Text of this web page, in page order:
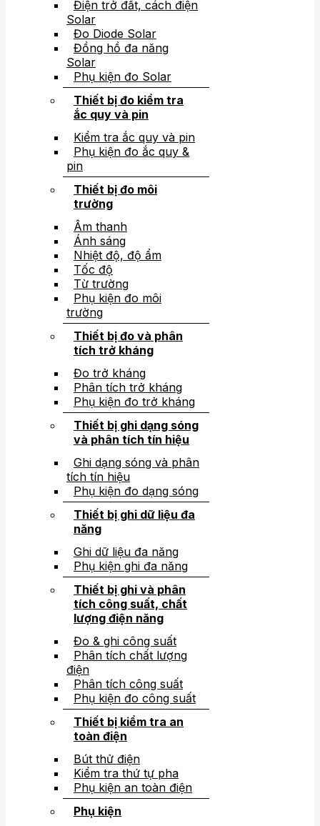
Điện trở đất, cách điện
Solar
Đo Diode Solar
Đồng hồ đa năng
Solar
Phụ kiện đo Solar
Thiết bị đo kiểm tra
ắc quy và pin
Kiểm tra ắc quy và pin
Phụ kiện đo ắc quy &
pin
Thiết bị đo môi
trường
Âm thanh
Ánh sáng
Nhiệt độ, độ ẩm
Tốc độ
Từ trường
Phụ kiện đo môi
trường
Thiết bị đo và phân
tích trở kháng
Đo trở kháng
Phân tích trở kháng
Phụ kiện đo trở kháng
Thiết bị ghi dạng sóng
và phân tích tín hiệu
Ghi dạng sóng và phân
tích tín hiệu
Phụ kiện đo dạng sóng
Thiết bị ghi dữ liệu đa
năng
Ghi dữ liệu đa năng
Phụ kiện ghi đa năng
Thiết bị ghi và phân
tích công suất, chất
lượng điện năng
Đo & ghi công suất
Phân tích chất lượng
điện
Phân tích công suất
Phụ kiện đo công suất
Thiết bị kiểm tra an
toàn điện
Bút thử điện
Kiểm tra thứ tự pha
Phụ kiện an toàn điện
Phụ kiện